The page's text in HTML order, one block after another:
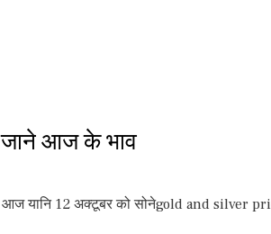
आज के भाव
आज यानि 12 अक्टूबर को सोनेgold and silver